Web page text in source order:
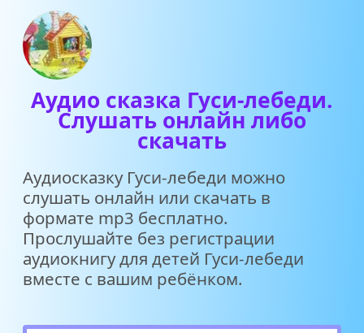
Аудио сказка Гуси-лебеди.
Слушать онлайн либо
скачать
Аудиосказку Гуси-лебеди можно
слушать онлайн или скачать в
формате mp3 бесплатно.
Прослушайте без регистрации
аудиокнигу для детей Гуси-лебеди
вместе с вашим ребёнком.